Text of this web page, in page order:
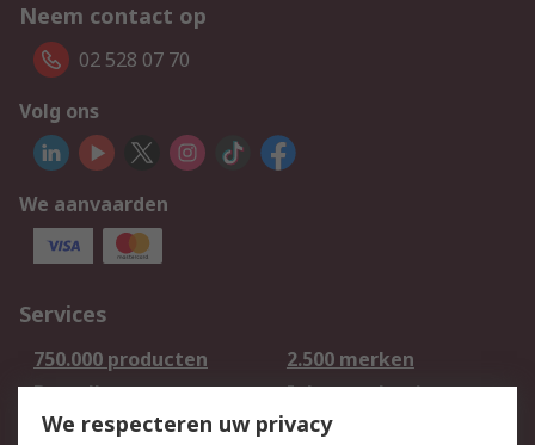
Neem contact op
02 528 07 70
Volg ons
We aanvaarden
Services
750.000 producten
2.500 merken
Bestellen
Inkoopoplossingen
Retouren
Technisch advies
We respecteren uw privacy